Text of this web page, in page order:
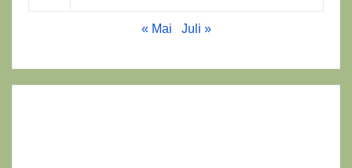
« Mai Juli »